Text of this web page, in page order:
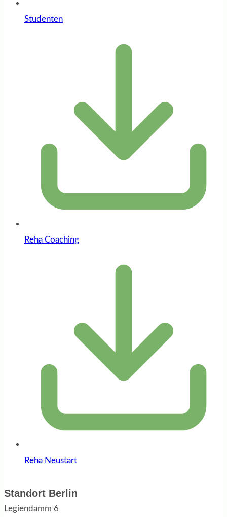
Studenten
Reha Coaching
Reha Neustart
Standort Berlin
Legiendamm 6